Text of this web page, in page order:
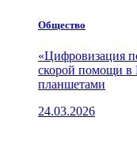
Общество
«Цифровизация
скорой помощи в
планшетами
24.03.2026